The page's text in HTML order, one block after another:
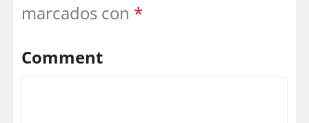
marcados con *
Comment